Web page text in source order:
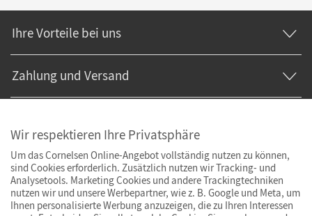
Ihre Vorteile bei uns
Zahlung und Versand
Wir respektieren Ihre Privatsphäre
Um das Cornelsen Online-Angebot vollständig nutzen zu können,
sind Cookies erforderlich. Zusätzlich nutzen wir Tracking- und
Analysetools. Marketing Cookies und andere Trackingtechniken
nutzen wir und unsere Werbepartner, wie z. B. Google und Meta, um
Ihnen personalisierte Werbung anzuzeigen, die zu Ihren Interessen